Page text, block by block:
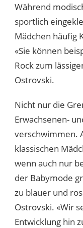
Während
sportlich
Mädchen häufig
«Sie können
Rock zum
Ostrovski.
Nicht nur die
Erwachsenen-
verschwimmen.
klassischen
wenn auch nur
der Babymode
zu blauer und
Ostrovski. «Wir
Entwicklung hin